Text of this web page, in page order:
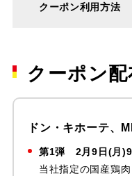
クーポン利用方法
クーポン
ドン・キホーテ、
第1弾
2月9日(月
当社指定の国産鶏